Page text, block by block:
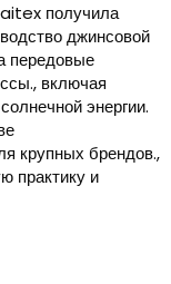
получила
джинсовой
передовые
включая
энергии.
крупных брендов.,
практику и